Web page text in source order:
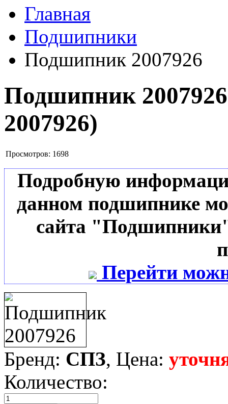
Главная
Подшипники
Подшипник 2007926
Подшипник
2007926)
Просмотров: 1698
Подробную
данном подшипнике
сайта
Перейти
Бренд: СПЗ, Цена:
Количество: